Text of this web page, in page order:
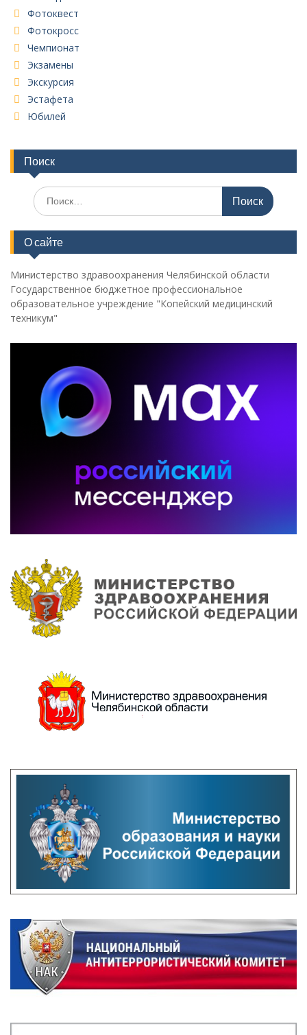
Фотоквест
Фотокросс
Чемпионат
Экзамены
Экскурсия
Эстафета
Юбилей
Поиск
Поиск
по:
О сайте
Министерство здравоохранения Челябинской области
Государственное бюджетное профессиональное
образовательное учреждение "Копейский медицинский
техникум"